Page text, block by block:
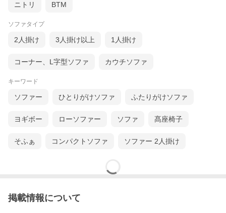
ニトリ BTM
ソファタイプ
2人掛け 3人掛け以上 1人掛け
コーナー、L字型ソファ カウチソファ
キーワード
ソファー ひとりがけソファ ふたりがけソファ
ヨギボー ローソファー ソファ 髙座椅子
そふぁ コンパクトソファ ソファー 2人掛け
掲載情報について